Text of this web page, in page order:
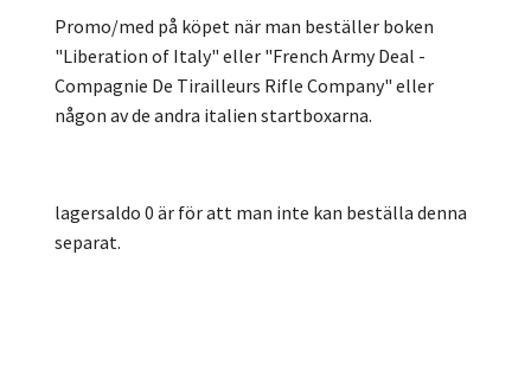
Promo/med på köpet när man beställer boken
"Liberation of Italy" eller "French Army Deal -
Compagnie De Tirailleurs Rifle Company" eller
någon av de andra italien startboxarna.
lagersaldo 0 är för att man inte kan beställa denna
separat.